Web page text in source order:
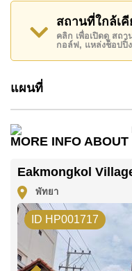
อสังหาริมทรัพย์นี้มีไว้ส
บาท และยังมีให้เช่าใ
โฆษณาเป็นราคาสำหรั
โฉนดที่ดินของอสังหา
ไทยโดยมี ค่าโอนคนล
ค้นพบโอกาสในการทำ
คุณ!
ติดต่อ Cornerstone
หรือ อีเมล
WhatsApp ของสำนัก
สถานที่ใกล้เคี
คลิก เพื่อเปิดดู สถา
กอล์ฟ, แหล่งช็อปปิ้
แผนที่
MORE INFO ABOUT
Eakmongkol
พัทยา
ID HP001717